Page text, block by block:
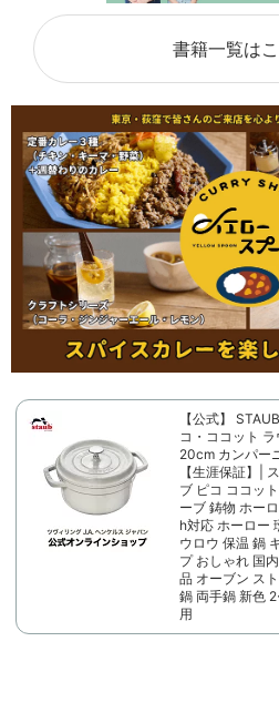
書籍一覧は
【公式】
コ・ココット ラ
20cm カンパー
【生涯保証】|
ブ ピコ ココッ
ーブ 鋳物 ホー
h対応 ホーロー
ウロウ 保温 鍋
プ おしゃれ 国
品 オーブン ス
鍋 両手鍋 新色
用